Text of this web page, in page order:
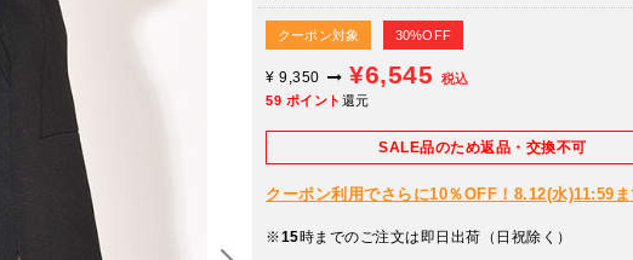
クーポン対象 30%OFF
¥ 9,350 ¥6,545
税込
59 ポイント 還元
SALE品のため返品・交換不可
クーポン利用でさらに10％OFF！8.12(水)11:59
※15時までのご注文は即日出荷（日祝除く）